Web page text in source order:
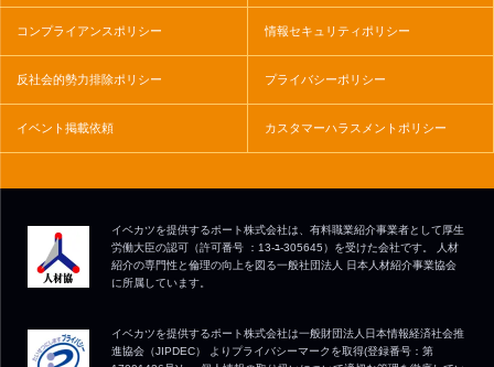
コンプライアンスポリシー 情報セキュリティポリシー
反社会的勢力排除ポリシー プライバシーポリシー
イベント掲載依頼 カスタマーハラスメントポリシー